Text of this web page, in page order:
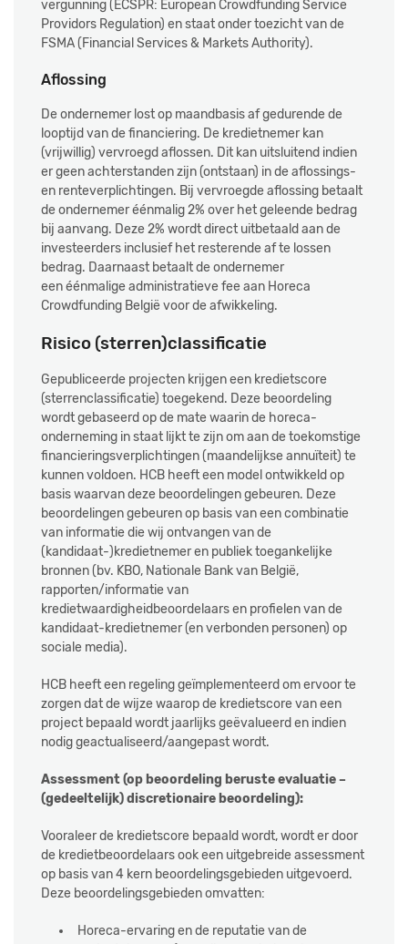
vergunning (ECSPR: European Crowdfunding Service
Providors Regulation) en staat onder toezicht van de
FSMA (Financial Services & Markets Authority).
Aflossing
De ondernemer lost op maandbasis af gedurende de
looptijd van de financiering. De kredietnemer kan
(vrijwillig) vervroegd aflossen. Dit kan uitsluitend indien
er geen achterstanden zijn (ontstaan) in de aflossings-
en renteverplichtingen. Bij vervroegde aflossing betaalt
de ondernemer éénmalig 2% over het geleende bedrag
bij aanvang. Deze 2% wordt direct uitbetaald aan de
investeerders inclusief het resterende af te lossen
bedrag. Daarnaast betaalt de ondernemer
een éénmalige administratieve fee aan Horeca
Crowdfunding België voor de afwikkeling.
Risico (sterren)classificatie
Gepubliceerde projecten krijgen een kredietscore
(sterrenclassificatie) toegekend. Deze beoordeling
wordt gebaseerd op de mate waarin de horeca-
onderneming in staat lijkt te zijn om aan de toekomstige
financieringsverplichtingen (maandelijkse annuïteit) te
kunnen voldoen. HCB heeft een model ontwikkeld op
basis waarvan deze beoordelingen gebeuren. Deze
beoordelingen gebeuren op basis van een combinatie
van informatie die wij ontvangen van de
(kandidaat-)kredietnemer en publiek toegankelijke
bronnen (bv. KBO, Nationale Bank van België,
rapporten/informatie van
kredietwaardigheidbeoordelaarsen profielen van de
kandidaat-kredietnemer (en verbonden personen) op
sociale media).
HCB heeft een regeling geïmplementeerd om ervoor te
zorgen dat de wijze waarop de kredietscore van een
project bepaald wordt jaarlijks geëvalueerd en indien
nodig geactualiseerd/aangepast wordt.
Assessment (op beoordeling beruste evaluatie –
(gedeeltelijk) discretionaire beoordeling):
Vooraleer de kredietscore bepaald wordt, wordt er door
de kredietbeoordelaars ook een uitgebreide assessment
op basis van 4 kern beoordelingsgebieden uitgevoerd.
Deze beoordelingsgebieden omvatten:
Horeca-ervaring en de reputatie van de